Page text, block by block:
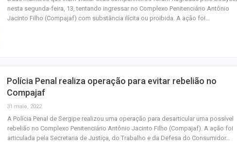
nesta segunda-feira, 13, tentando ingressar no Complexo Penitenciário Antônio
Jacinto Filho (Compajaf) com substância ilícita ou proibida. A ação foi…
Polícia Penal realiza operação para evitar rebelião no
Compajaf
31 maio, 2022
A Polícia Penal de Sergipe realizou uma operação para desarticular uma possível
rebelião no Complexo Penitenciário Antônio Jacinto Filho (Compajaf). A ação foi
articulada pela Secretaria de Justiça, do Trabalho e da Defesa do Consumidor…